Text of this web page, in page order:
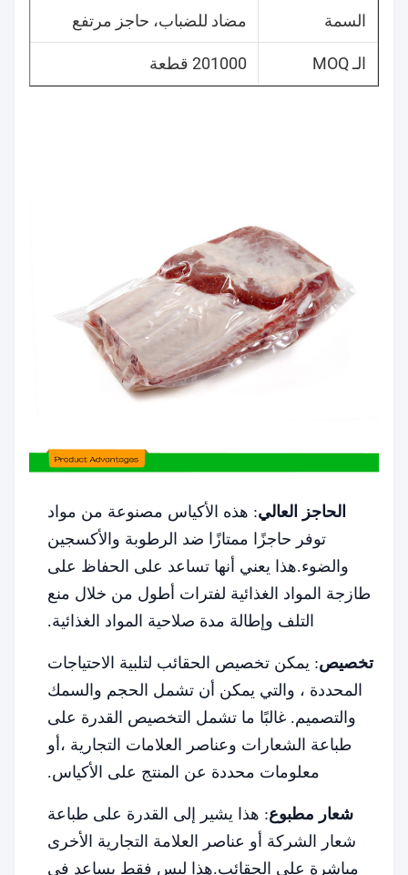
السمة مضاد للضباب، حاجز مرتفع
الـ MOQ 201000 قطعة
الحاجز العالي: هذه الأكياس مصنوعة من مواد
توفر حاجزًا ممتازًا ضد الرطوبة والأكسجين
والضوء.هذا يعني أنها تساعد على الحفاظ على
طازجة المواد الغذائية لفترات أطول من خلال منع
التلف وإطالة مدة صلاحية المواد الغذائية.
تخصيص: يمكن تخصيص الحقائب لتلبية الاحتياجات
المحددة ، والتي يمكن أن تشمل الحجم والسمك
والتصميم. غالبًا ما تشمل التخصيص القدرة على
طباعة الشعارات وعناصر العلامات التجارية ،أو
معلومات محددة عن المنتج على الأكياس.
شعار مطبوع: هذا يشير إلى القدرة على طباعة
شعار الشركة أو عناصر العلامة التجارية الأخرى
مباشرة على الحقائب.هذا ليس فقط يساعد في